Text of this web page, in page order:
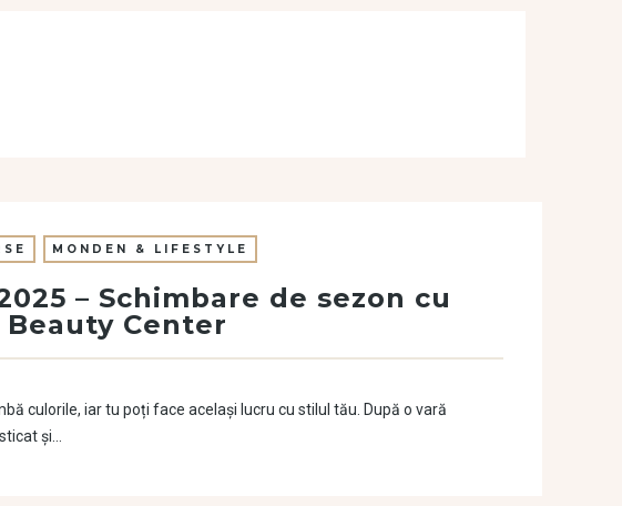
MONDEN & LIFESTYLE
– Schimbare de sezon cu
Center
culorile, iar tu poți face același lucru cu stilul tău. După o vară
și…